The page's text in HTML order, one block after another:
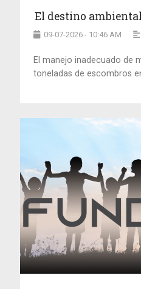
El destino
09-07-2026 - 10:46 AM
El manejo inadecuado de
toneladas de escombros en